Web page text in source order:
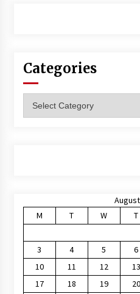
Categories
M
T W T
3
4 5 6
10
11 12 13
17
18 19 20